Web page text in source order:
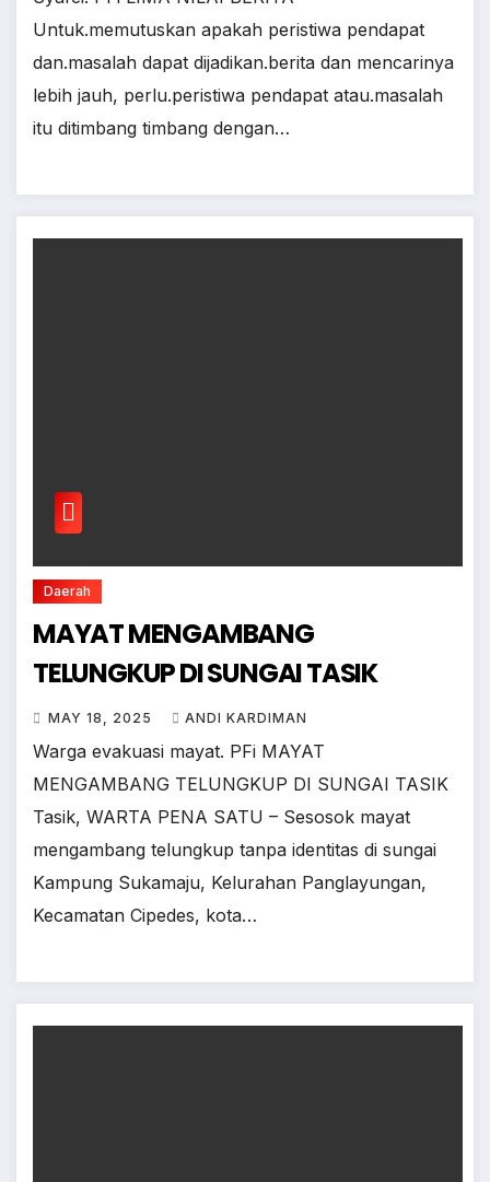
Untuk.memutuskan apakah peristiwa pendapat
dan.masalah dapat dijadikan.berita dan mencarinya
lebih jauh, perlu.peristiwa pendapat atau.masalah
itu ditimbang timbang dengan…
Daerah
MAYAT MENGAMBANG
TELUNGKUP DI SUNGAI TASIK
MAY 18, 2025 ANDI KARDIMAN
Warga evakuasi mayat. PFi MAYAT
MENGAMBANG TELUNGKUP DI SUNGAI TASIK
Tasik, WARTA PENA SATU – Sesosok mayat
mengambang telungkup tanpa identitas di sungai
Kampung Sukamaju, Kelurahan Panglayungan,
Kecamatan Cipedes, kota…